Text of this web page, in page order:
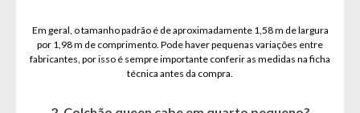
Em geral, o tamanho padrão é de aproximadamente 1,58 m de largura
por 1,98 m de comprimento. Pode haver pequenas variações entre
fabricantes, por isso é sempre importante conferir as medidas na ficha
técnica antes da compra.